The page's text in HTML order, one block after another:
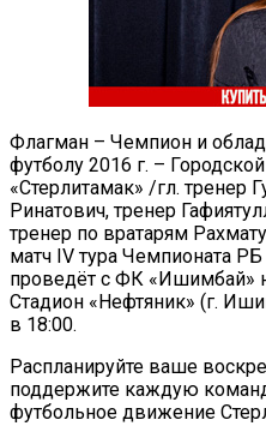
Флагман – Чемпион и
футболу 2016 г. –
«Стерлитамак» /гл. тренер
Ринатович, тренер
тренер по вратарям
матч IV тура Чемпионата РБ
проведёт с ФК «Ишимбай»
Стадион «Нефтяник» (г.
в 18:00.
Распланируйте ваше
поддержите каждую
футбольное движение